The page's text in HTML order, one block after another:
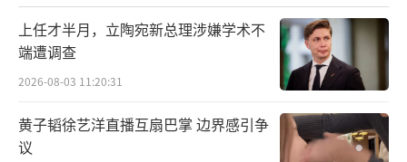
上任才半月，立陶宛新总理涉嫌学术不
端遭调查
2026-08-03 11:20:31
黄子韬徐艺洋直播互扇巴掌 边界感引争
议